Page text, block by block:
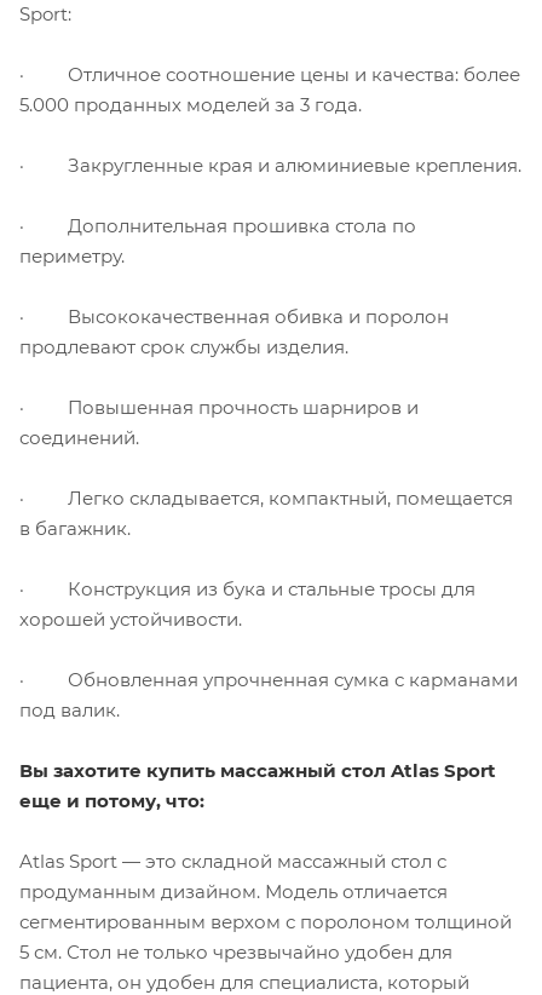
Sport:
· Отличное соотношение цены и качества: более
5.000 проданных моделей за 3 года.
· Закругленные края и алюминиевые крепления.
· Дополнительная прошивка стола по
периметру.
· Высококачественная обивка и поролон
продлевают срок службы изделия.
· Повышенная прочность шарниров и
соединений.
· Легко складывается, компактный, помещается
в багажник.
· Конструкция из бука и стальные тросы для
хорошей устойчивости.
· Обновленная упрочненная сумка с карманами
под валик.
Вы захотите купить массажный стол Atlas Sport
еще и потому, что:
Atlas Sport — это складной массажный стол с
продуманным дизайном. Модель отличается
сегментированным верхом с поролоном толщиной
5 см. Стол не только чрезвычайно удобен для
пациента, он удобен для специалиста, который